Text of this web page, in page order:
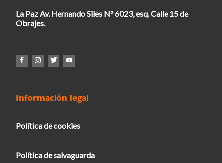
La Paz Av. Hernando Siles N° 6023, esq. Calle 15 de
Obrajes.
Información legal
Política de cookies
Política de salvaguarda